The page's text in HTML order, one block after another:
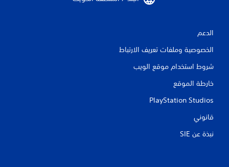
الدعم
الخصوصية وملفات تعريف الارتباط
شروط استخدام موقع الويب
خارطة الموقع
PlayStation Studios
قانوني
نبذة عن SIE‏